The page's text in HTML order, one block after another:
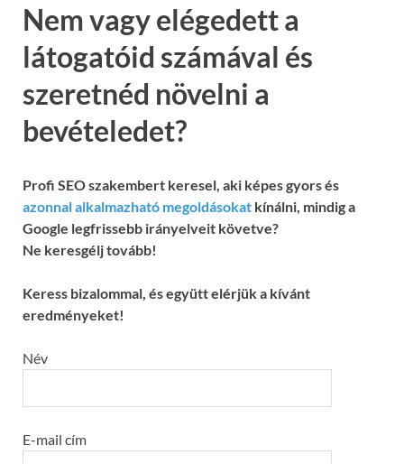
Nem vagy elégedett a
látogatóid számával és
szeretnéd növelni a
bevételedet?
Profi SEO szakembert keresel, aki képes gyors és
azonnal alkalmazható megoldásokat kínálni, mindig a
Google legfrissebb irányelveit követve?
Ne keresgélj tovább!
Keress bizalommal, és együtt elérjük a kívánt
eredményeket!
Név
E-mail cím